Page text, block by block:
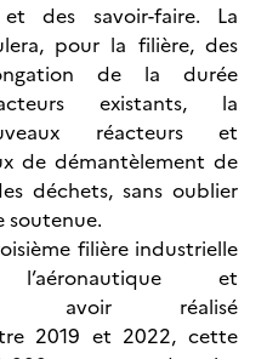
des savoir-faire. La
pour la filière, des
de la durée
existants, la
réacteurs et
de démantèlement de
déchets, sans oublier
soutenue.
filière industrielle
et
avoir réalisé
2019 et 2022, cette